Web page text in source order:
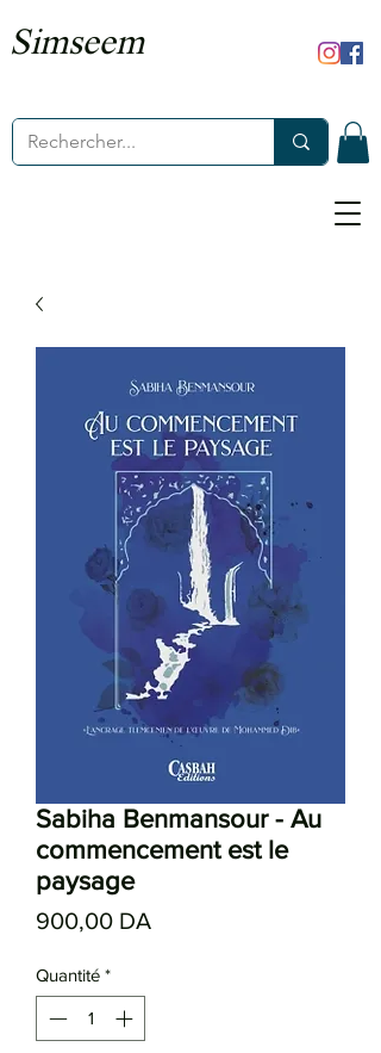
Simseem
Sabiha Benmansour - Au
commencement est le
paysage
900,00 DA
Quantité *